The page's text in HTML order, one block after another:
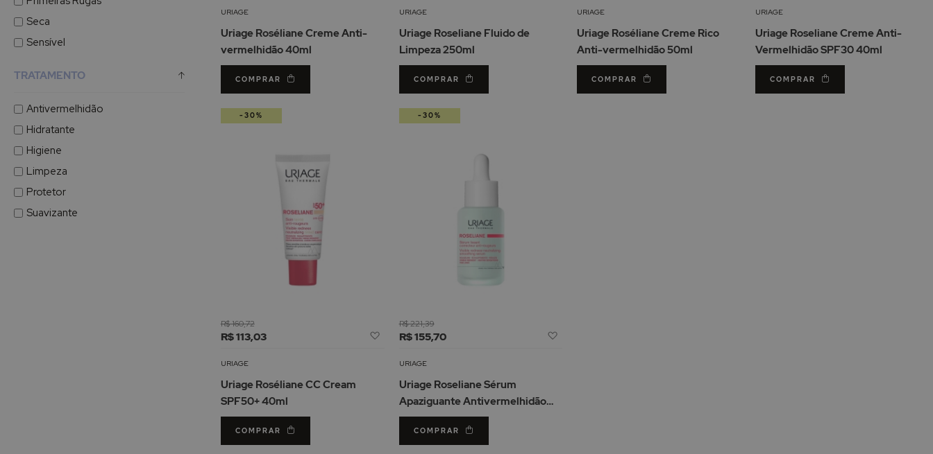
Lista
Desejos
URIAGE
Uriage Roséliane Creme Anti-
vermelhidão 40ml
COMPRAR
Lista
Desejos
URIAGE
Uriage Roseliane Fluido de
Limpeza 250ml
COMPRAR
Lista
Desejos
URIAGE
Uriage Roséliane Creme Rico
Anti-vermelhidão 50ml
COMPRAR
URIAGE
Uriage Roseliane Creme Anti-
Vermelhidão SPF30 40ml
COMPRAR
R$ 113,03
R$ 160,72
Adicionar
Lista
Desejos
URIAGE
Uriage Roséliane CC Cream
SPF50+ 40ml
COMPRAR
-30%
R$ 155,70
R$ 221,39
URIAGE
Uriage Roseliane Sérum
Apaziguante Antivermelhidão
30ml
COMPRAR
-30%
Seca
Sensível
TRATAMENTO
Antivermelhidão
Hidratante
Higiene
Limpeza
Protetor
Suavizante